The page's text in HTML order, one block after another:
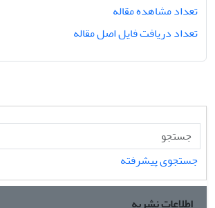
تعداد مشاهده مقاله
تعداد دریافت فایل اصل مقاله
جستجوی پیشرفته
اطلاعات نشریه